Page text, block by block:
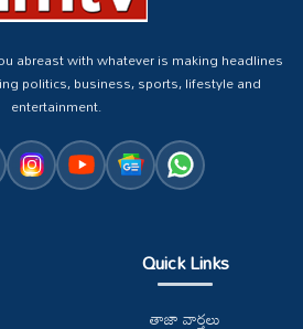
abreast with whatever is making headlines
politics, business, sports, lifestyle and
entertainment.
Quick Links
తాజా వార్తలు